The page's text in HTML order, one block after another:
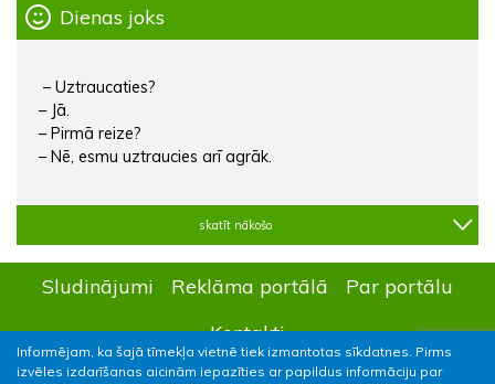
Informējam, ka šajā tīmekļa vietnē tiek izmantotas sīkdatnes. Pirms
izvēles izdarīšanas aicinām iepazīties ar papildus informāciju par
Dienas joks
– Uztraucaties?
– Jā.
– Pirmā reize?
– Nē, esmu uztraucies arī agrāk.
skatīt nākošo
Sludinājumi Reklāma portālā
Par portālu
Kontakti